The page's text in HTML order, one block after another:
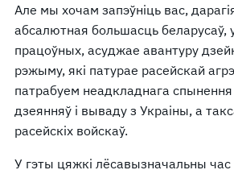
Але мы хочам запэўніць вас,
абсалютная большасць беларусаў,
працоўных, асуджае авантуру
рэжыму, які патурае расейскай
патрабуем неадкладнага
дзеянняў і вываду з Украіны, а
расейскіх войскаў.
У гэты цяжкі лёсавызначальны